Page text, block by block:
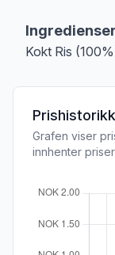
Ingredienser
Kokt Ris
Prishistorikk
Grafen viser
innhenter